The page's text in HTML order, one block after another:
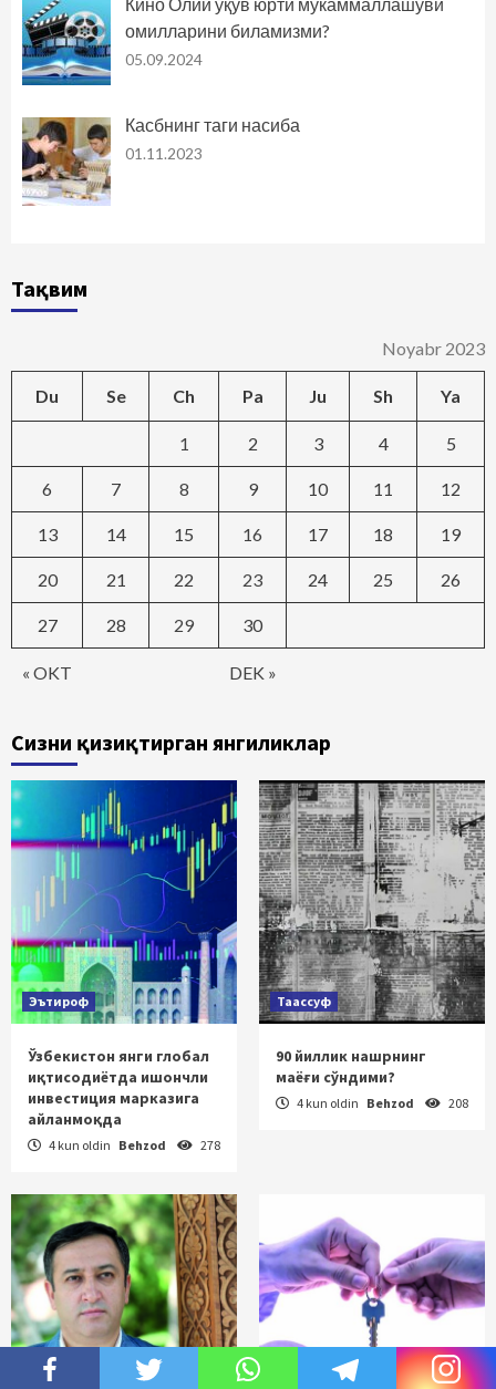
омилларини биламизми?
05.09.2024
Касбнинг таги насиба
01.11.2023
Тақвим
Noyabr 2023
Du Se Ch Pa Ju Sh Ya
« OKT DEK »
1 2 3 4 5
6 7 8 9 10 11 12
13 14 15 16 17 18 19
20 21 22 23 24 25 26
27 28 29 30
Сизни қизиқтирган янгиликлар
Эътироф
Ўзбекистон янги глобал
иқтисодиётда ишончли
инвестиция марказига
айланмоқда
4 kun oldin Behzod 278
Таассуф
90 йиллик нашрнинг
маёғи сўндими?
4 kun oldin Behzod 208